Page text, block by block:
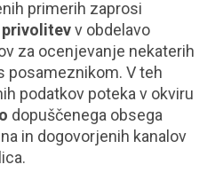
primerih zaprosi
privolitevv obdelavo
za ocenjevanje nekaterih
posameznikom. V teh
podatkov poteka v okviru
dopuščenega obsega
in dogovorjenih kanalov